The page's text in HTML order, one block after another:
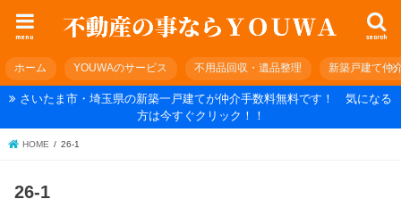
search
menu
ホーム YOUWAのサービス 不用品回収・遺品整理 新築戸建て仲
さいたま市・埼玉県の新築一戸建てが仲介手数料無料です！ 気になる
方は今すぐクリック！！
HOME 26-1
26-1